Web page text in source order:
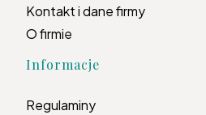
Kontakt i dane firmy
O firmie
Informacje
Regulaminy